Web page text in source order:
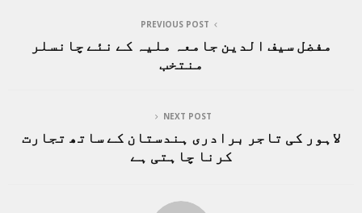
PREVIOUS POST
مفضل سیف الدین جامعہ ملیہ کے نئے چانسلر
منتخب
NEXT POST
لاہور کی تاجر برادری ہندستان کے ساتھ تجارت
کرنا چاہتی ہے